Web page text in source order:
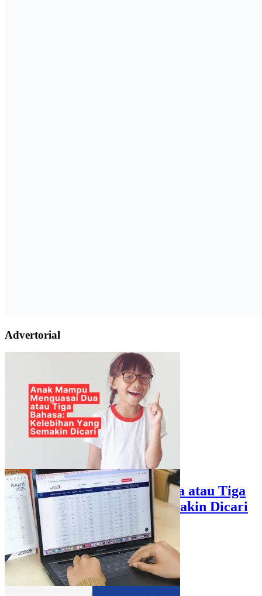
Advertorial
Anak Mampu Menguasai Dua atau Tiga
Bahasa: Kelebihan Yang Semakin Dicari